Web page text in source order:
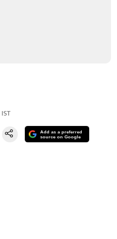
IST
Add as a preferred
source on Google